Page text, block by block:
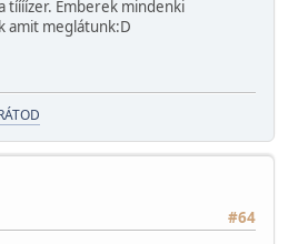
tíííízer. Emberek mindenki
amit meglátunk:D
#64